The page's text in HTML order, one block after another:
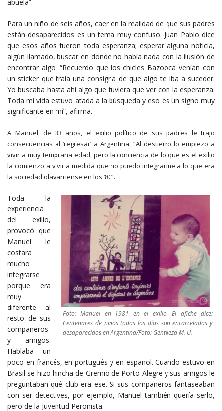
abuela”.
Para un niño de seis años, caer en la realidad de que sus padres
están desaparecidos es un tema muy confuso. Juan Pablo dice
que esos años fueron toda esperanza; esperar alguna noticia,
algún llamado, buscar en donde no había nada con la ilusión de
encontrar algo. “Recuerdo que los chicles Bazooca venían con
un sticker que traía una consigna de que algo te iba a suceder.
Yo buscaba hasta ahí algo que tuviera que ver con la esperanza.
Toda mi vida estuvo atada a la búsqueda y eso es un signo muy
significante en mí”, afirma.
A Manuel, de 33 años, el exilio político de sus padres le trajo
consecuencias al ‘regresar’ a Argentina. “Al destierro lo empiezo a
vivir a muy temprana edad, pero la conciencia de lo que es el exilio
la comienzo a vivir a medida que no puedo integrarme a lo que era
la sociedad olavarriense en los ’80”.
Foto: Manuel en 1981 en el exilio. El afiche dice:
Centenares de niños todos los días son encarcelados y
desaparecidos en Argentina/Foto: Gentileza M. U.
Toda la
experiencia
del exilio,
provocó que
Manuel le
costara
mucho
integrarse
porque era
muy
diferente al
resto de sus
compañeros
y amigos.
Hablaba un
poco en francés, en portugués y en español. Cuando estuvo en
Brasil se hizo hincha de Gremio de Porto Alegre y sus amigos le
preguntaban qué club era ese. Si sus compañeros fantaseaban
con ser detectives, por ejemplo, Manuel también quería serlo,
pero de la Juventud Peronista.